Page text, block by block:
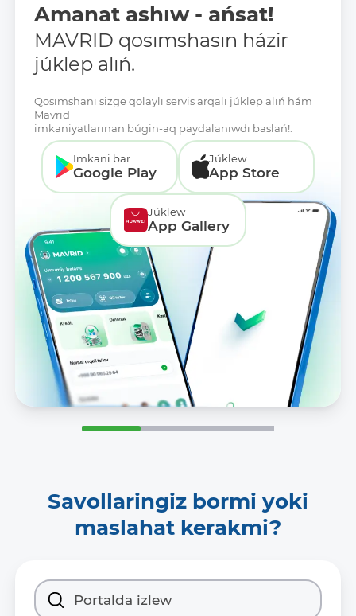
Amanat ashıw - ańsat!
MAVRID qosımshasın házir
júklep alıń.
Qosımshanı sizge qolaylı servis arqalı júklep alıń hám
Mavrid
imkaniyatlarınan búgin-aq paydalanıwdı baslań!:
Imkani bar
Google Play
Júklew
App Store
Júklew
App Gallery
Savollaringiz bormi yoki
maslahat kerakmi?